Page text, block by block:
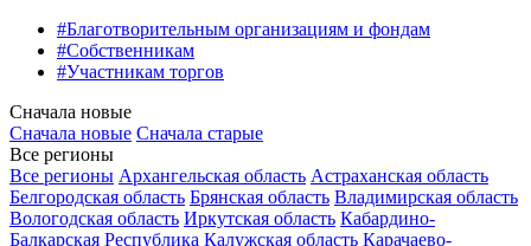
#Благотворительным организациям и фондам
#Собственникам
#Участникам торгов
Сначала новые
Сначала новые Сначала старые
Все регионы
Все регионы Архангельская область Астраханская область
Белгородская область Брянская область Владимирская область
Вологодская область Иркутская область Кабардино-
Балкарская Республика Калужская область Карачаево-